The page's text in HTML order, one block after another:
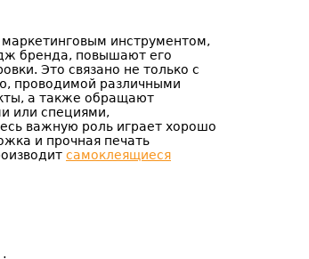
инструментом,
бренда, повышают его
Это связано не только с
проводимой различными
а также обращают
или специями,
важную роль играет хорошо
и прочная печать
самоклеящиеся